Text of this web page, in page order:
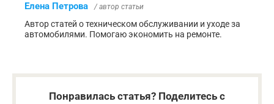
Елена Петрова / автор статьи
Автор статей о техническом обслуживании и уходе за
автомобилями. Помогаю экономить на ремонте.
Понравилась статья? Поделитесь с